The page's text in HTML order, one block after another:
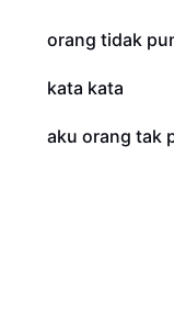
11,3 rb
orang tidak
2 rb
kata kata
725
aku orang tak